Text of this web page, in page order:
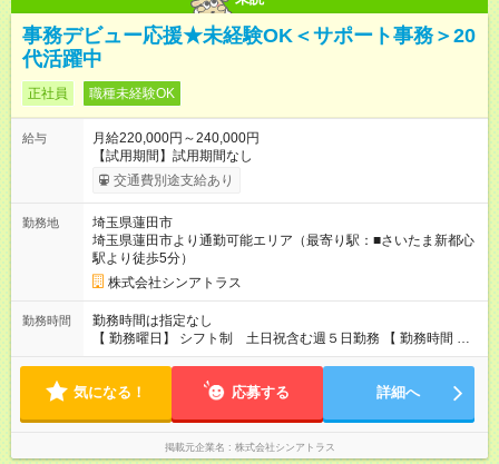
事務デビュー応援★未経験OK＜サポート事務＞20
代活躍中
正社員 職種未経験OK
給与
月給220,000円～240,000円
【試用期間】試用期間なし
交通費別途支給あり
勤務地
埼玉県蓮田市
埼玉県蓮田市より通勤可能エリア（最寄り駅：■さいたま新都心
駅より徒歩5分）
株式会社シンアトラス
勤務時間
勤務時間は指定なし
【 勤務曜日】 シフト制 土日祝含む週５日勤務 【 勤務時間 】
・ 9：00～20：00（実働8h／休憩１h） ※残業ほとんどありま
気になる！ 応募する 詳細へ
掲載元企業名 株式会社シンアトラス